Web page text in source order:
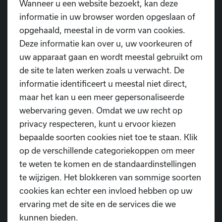
Danslessen brengen mensen samen. Voor veel
senioren zijn het wekelijkse momenten van sociaal
contact, plezier en verbondenheid. Samen bewegen
op muziek schept een band en geeft structuur aan de
week.
Wil je zelf de voordelen van dans
ervaren?
Bij Dansschool D.I.O.P. verwelkomen we ook senioren
in ons recreatief aanbod. Onze lessen zijn
laagdrempelig, gezellig en afgestemd op elk niveau.
Elke donderdag voorzien we een speciaal aanbod voor
senioren:
Van 9u30 tot 10u30 is er BBB (Buik, Billen, Benen)
een toegankelijke workout gericht op spierversterking,
Wanneer u een website bezoekt, kan deze
informatie in uw browser worden opgeslaan of
opgehaald, meestal in de vorm van cookies.
Deze informatie kan over u, uw voorkeuren of
uw apparaat gaan en wordt meestal gebruikt om
de site te laten werken zoals u verwacht. De
informatie identificeert u meestal niet direct,
maar het kan u een meer gepersonaliseerde
webervaring geven. Omdat we uw recht op
privacy respecteren, kunt u ervoor kiezen
bepaalde soorten cookies niet toe te staan. Klik
op de verschillende categoriekoppen om meer
te weten te komen en de standaardinstellingen
te wijzigen. Het blokkeren van sommige soorten
cookies kan echter een invloed hebben op uw
ervaring met de site en de services die we
kunnen bieden.